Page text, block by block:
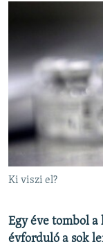
A PÉNZ
EURÓPAI UNIÓ
VILÁG
KLÍMAVÁLTOZÁS
A MÚLT
Ki viszi el?
Egy éve tombol
évforduló a sok